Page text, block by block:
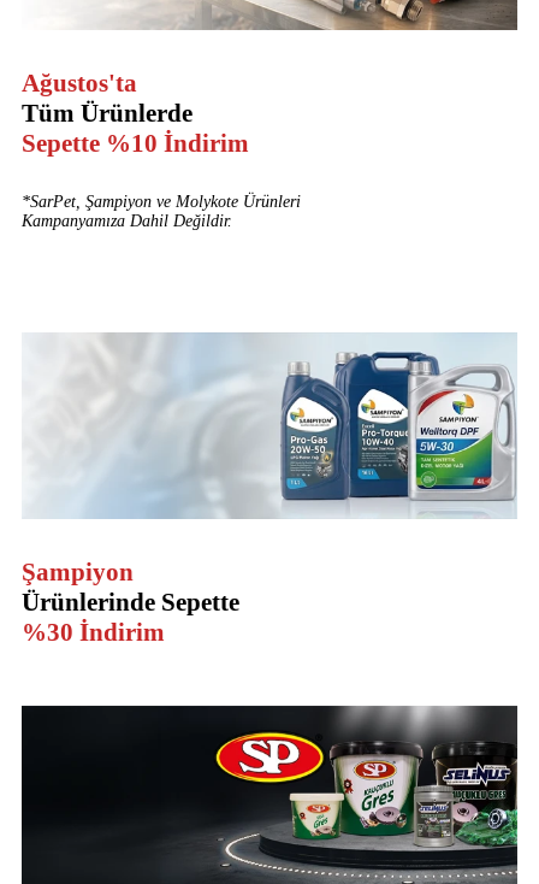
Ağustos'ta
Tüm Ürünlerde
Sepette %10 İndirim
*SarPet, Şampiyon ve Molykote Ürünleri
Kampanyamıza Dahil Değildir.
Şampiyon
Ürünlerinde Sepette
%30 İndirim